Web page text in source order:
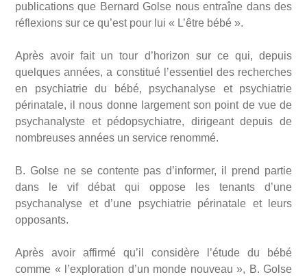
publications que Bernard Golse nous entraîne dans des
réflexions sur ce qu’est pour lui « L’être bébé ».
Après avoir fait un tour d’horizon sur ce qui, depuis
quelques années, a constitué l’essentiel des recherches
en psychiatrie du bébé, psychanalyse et psychiatrie
périnatale, il nous donne largement son point de vue de
psychanalyste et pédopsychiatre, dirigeant depuis de
nombreuses années un service renommé.
B. Golse ne se contente pas d’informer, il prend partie
dans le vif débat qui oppose les tenants d’une
psychanalyse et d’une psychiatrie périnatale et leurs
opposants.
Après avoir affirmé qu’il considère l’étude du bébé
comme « l’exploration d’un monde nouveau », B. Golse